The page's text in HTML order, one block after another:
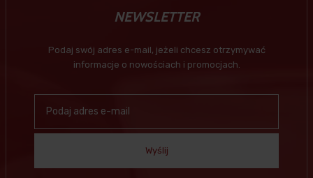
NEWSLETTER
Podaj swój adres e-mail, jeżeli chcesz otrzymywać
informacje o nowościach i promocjach.
Wyślij